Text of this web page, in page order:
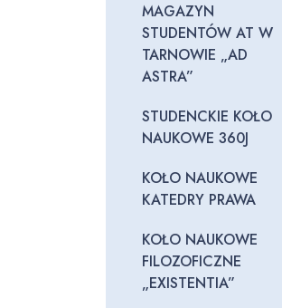
MAGAZYN
STUDENTÓW AT W
TARNOWIE „AD
ASTRA”
STUDENCKIE KOŁO
NAUKOWE 360J
KOŁO NAUKOWE
KATEDRY PRAWA
KOŁO NAUKOWE
FILOZOFICZNE
„EXISTENTIA”